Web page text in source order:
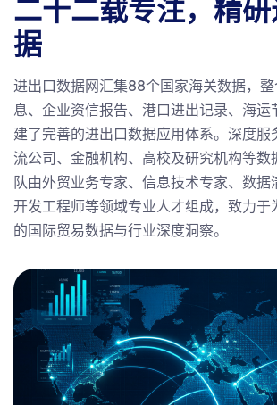
二十二载专注，精
据
进出口数据网汇集88个国家海关数据，
息、企业资信报告、港口进出记录、海运
建了完善的进出口数据应用体系。深度服
流公司、金融机构、高校及研究机构等数
队由外贸业务专家、信息技术专家、数据
开发工程师等领域专业人才组成，致力于
的国际贸易数据与行业深度洞察。